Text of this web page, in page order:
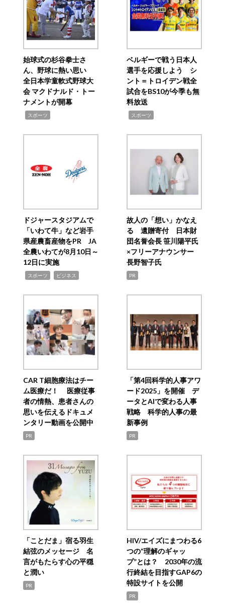
始球式の杉谷拳士さ
ん、野球に熱い思い
全日本学童軟式野球大
会 マクドナルド・トー
ナメントが開幕
スポーツ
ベルギーで戦う日本人
選手を応援しよう シ
ント＝トロイデン戦全
試合をBS10が今季も無
料放送
スポーツ
ドジャースタジアムで
「いわて牛」など岩手
県産農畜産物をPR JA
全農いわてが8月10日～
12日に実施
スポーツ ビジネス
故人の「想い」かなえ
る 遺贈寄付 日本財
団名誉会長 笹川陽平氏
×フリーアナウンサー
長野智子氏
PR
CAR T細胞療法はチー
ム医療だ！ 医療従事
者の情熱、患者さんの
思いを伝えるドキュメ
ンタリー動画を公開中
PR
「第4回科学的人事アワ
ード2025」を開催 デ
ータとAIで変わる人事
戦略 科学的人事の最
新事例
PR
「ことだま」宿る羽生
結弦のメッセージ 名
言がもたらす心の平穏
と潤い
PR
HIV/エイズにまつわる6
つの“理解のギャッ
プ”とは？ 2030年の流
行終結を目指すGAP6の
特設サイトを公開
PR